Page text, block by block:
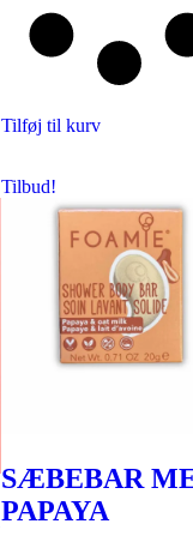
Tilføj til kurv
Tilbud!
SÆBEBAR
PAPAYA